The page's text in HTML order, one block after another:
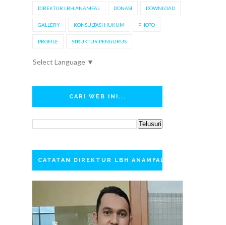
DIREKTUR LBH ANAMFAL DONASI DOWNLOAD
GALLERY KONSULTASI HUKUM PHOTO
PROFILE STRUKTUR PENGURUS
Select Language ▼
CARI WEB INI...
CATATAN DIREKTUR LBH ANAMFAL